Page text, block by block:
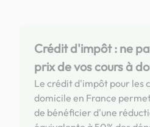
Crédit d'impôt : ne
prix de vos cours à
Le crédit d'impôt pour les
domicile en France
de bénéficier d'une